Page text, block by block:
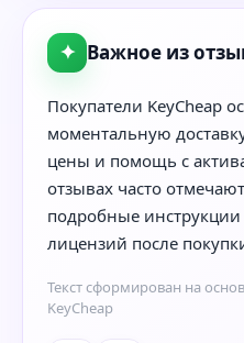
✦ Важное из
Покупатели KeyCheap
моментальную
цены и помощь с
отзывах часто
подробные
лицензий после
Текст сформирован на
KeyCheap